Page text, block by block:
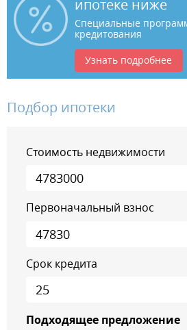
ипотеке ниже
Специальные
кредитования
Узнать подробнее
Подбор ипотеки
Стоимость недвижимости
Первоначальный взнос
Срок кредита
Подходящее предложение